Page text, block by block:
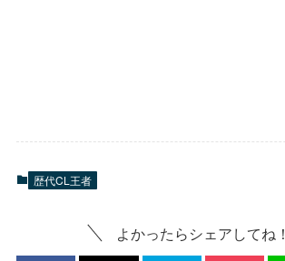
歴代CL王者
よかったらシェアしてね！